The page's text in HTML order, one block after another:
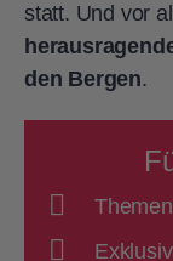
statt. Und vor
den Bergen.